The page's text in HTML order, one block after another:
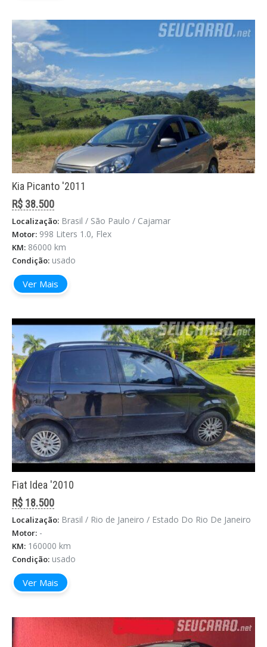
Kia Picanto '2011
R$ 38.500
Localização: Brasil / São Paulo / Cajamar
Motor: 998 Liters 1.0, Flex
KM: 86000 km
Condição: usado
Ver Mais
Fiat Idea '2010
R$ 18.500
Localização: Brasil / Rio de Janeiro / Estado Do Rio De Janeiro
Motor: -
KM: 160000 km
Condição: usado
Ver Mais